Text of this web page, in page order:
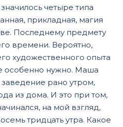
четыре типа
прикладная, магия
Последнему предмету
времени. Вероятно,
художественного опыта
особенно нужно. Маша
рано утром,
из дома. И это при том,
на мой взгляд,
тридцать утра. Какое